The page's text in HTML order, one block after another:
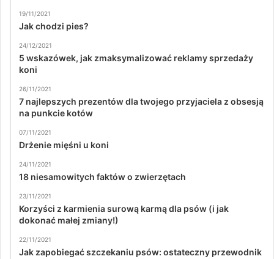
19/11/2021
Jak chodzi pies?
24/12/2021
5 wskazówek, jak zmaksymalizować reklamy sprzedaży
koni
26/11/2021
7 najlepszych prezentów dla twojego przyjaciela z obsesją
na punkcie kotów
07/11/2021
Drżenie mięśni u koni
24/11/2021
18 niesamowitych faktów o zwierzętach
23/11/2021
Korzyści z karmienia surową karmą dla psów (i jak
dokonać małej zmiany!)
22/11/2021
Jak zapobiegać szczekaniu psów: ostateczny przewodnik